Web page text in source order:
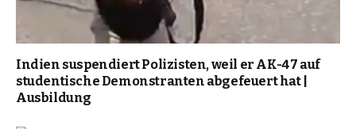
Indien suspendiert Polizisten, weil er AK-47 auf
studentische Demonstranten abgefeuert hat |
Ausbildung